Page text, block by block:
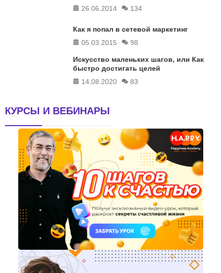
26.06.2014
134
Как я попал в сетевой маркетинг
05.03.2015
98
Искусство маленьких шагов, или Как
быстро достигать целей
14.08.2020
83
КУРСЫ И ВЕБИНАРЫ